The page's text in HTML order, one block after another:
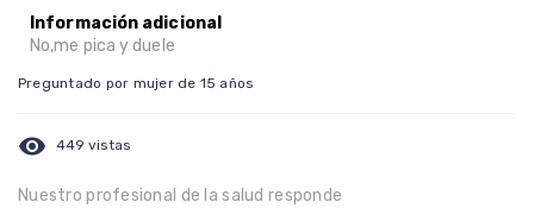
Información adicional
No,me pica y duele
Preguntado por mujer de 15 años
visibility 449 vistas
Nuestro profesional de la salud responde